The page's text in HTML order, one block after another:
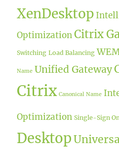
XenDesktop
Optimization Citrix
Switching Load Balancing
Name Unified Gateway
Citrix Canonical Name
Optimization Single-Sign
Desktop